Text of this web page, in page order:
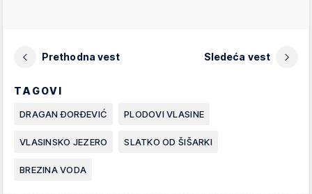
Prethodna vest Sledeća vest
TAGOVI
DRAGAN ĐORĐEVIĆ PLODOVI VLASINE
VLASINSKO JEZERO SLATKO OD ŠIŠARKI
BREZINA VODA